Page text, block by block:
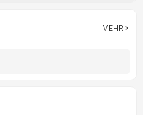
58-63HRC
MEHR